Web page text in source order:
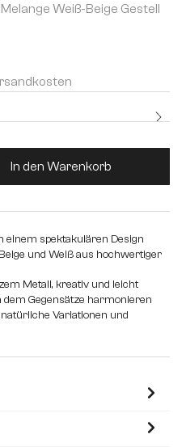
Weiß-Beige Gestell
Anzahl: Gib den
In den Warenkorb
einem spektakulären Design
und Weiß aus hochwertiger
Metall, kreativ und leicht
Gegensätze harmonieren
Variationen und